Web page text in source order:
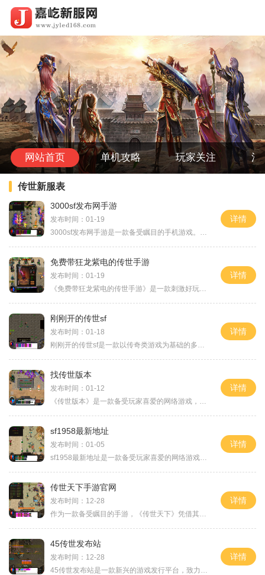
网站首页 单机攻略 玩家关注 活
传世新服表
3000sf发布网手游
发布时间：01-19
详情
免费带狂龙紫电的传世手游
发布时间：01-19
详情
刚刚开的传世sf
发布时间：01-18
详情
找传世版本
发布时间：01-12
详情
sf1958最新地址
发布时间：01-05
详情
传世天下手游官网
发布时间：12-28
详情
45传世发布站
发布时间：12-28
详情